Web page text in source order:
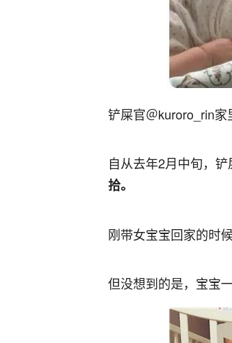
铲屎官＠kuroro_rin家
自从去年2月中旬，
拾。
刚带女宝宝回家的时
但没想到的是，宝宝